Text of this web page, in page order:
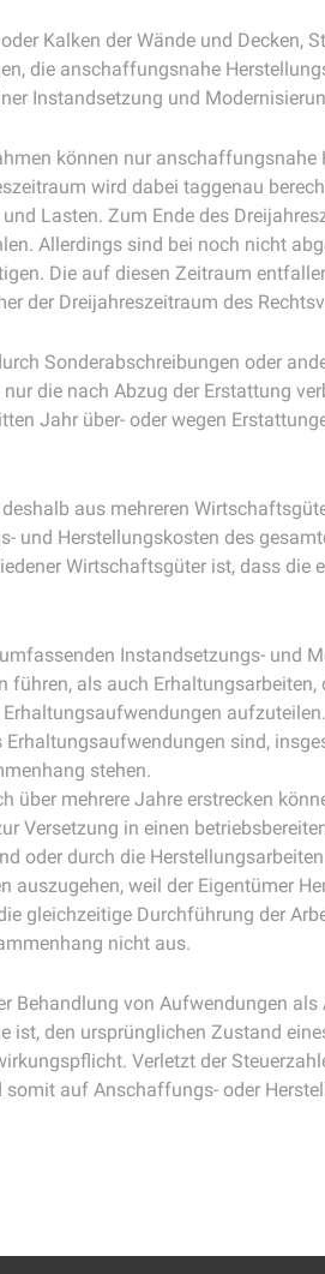
Kalken der Wände und Decken,
die anschaffungsnahe
Instandsetzung und
können nur anschaffungsnahe
wird dabei taggenau
Lasten. Zum Ende des
Allerdings sind bei noch nicht
Die auf diesen Zeitraum
der Dreijahreszeitraum des
Sonderabschreibungen oder
die nach Abzug der Erstattung
Jahr über- oder wegen
aus mehreren
Herstellungskosten des
Wirtschaftsgüter ist, dass die
Instandsetzungs- und
als auch
sind,
stehen.
über mehrere Jahre erstrecken
Versetzung in einen
oder durch die
weil der Eigentümer
gleichzeitige Durchführung der
nicht aus.
Behandlung von Aufwendungen
den ursprünglichen Zustand
Verletzt der
auf Anschaffungs- oder